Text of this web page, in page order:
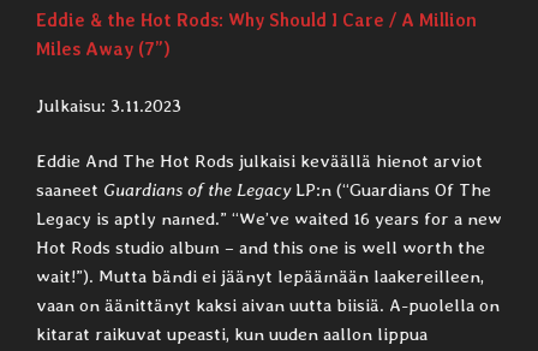
Eddie & the Hot Rods: Why Should I Care / A Million
Miles Away (7”)
Julkaisu: 3.11.2023
Eddie And The Hot Rods julkaisi keväällä hienot arviot
saaneet Guardians of the LegacyLP:n (“Guardians Of The
Legacy is aptly named.” “We’ve waited 16 years for a new
Hot Rods studio album – and this one is well worth the
wait!”). Mutta bändi ei jäänyt lepäämään laakereilleen,
vaan on äänittänyt kaksi aivan uutta biisiä. A-puolella on
kitarat raikuvat upeasti, kun uuden aallon lippua